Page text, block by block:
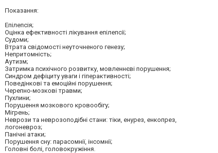
Показання:
Епілепсія;
Оцінка ефективності лікування епілепсії;
Судоми;
Втрата свідомості неуточненого генезу;
Непритомність;
Аутизм;
Затримка психічного розвитку, мовленнєві порушення;
Синдром дефіциту уваги і гіперактивності;
Поведінкові та емоційні порушення;
Черепно-мозкові травми;
Пухлини;
Порушення мозкового кровообігу;
Мігрень;
Неврози та неврозоподібні стани: тіки, енурез, енкопрез,
логоневроз;
Панічні атаки;
Порушення сну: парасомнії, інсомнії;
Головні болі, головокружіння.